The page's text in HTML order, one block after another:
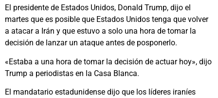
El presidente ⁠de Estados Unidos, ⁠Donald ⁠Trump, dijo el
martes que es posible que Estados Unidos tenga que volver
a atacar a Irán y que estuvo a solo una hora de tomar la
⁠decisión de ​lanzar un ataque ⁠antes de posponerlo.
«Estaba a una hora de tomar la decisión ‌de ‌actuar hoy», dijo
Trump a periodistas en la Casa Blanca.
El mandatario ​estadunidense dijo que ​los líderes ​iraníes